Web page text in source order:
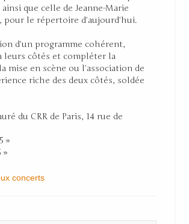
que celle de Jeanne-Marie
le répertoire d’aujourd’hui.
d’un programme cohérent,
leurs côtés et compléter la
en scène ou l’association de
riche des deux côtés, soldée
du CRR de Paris, 14 rue de
»
»
concerts